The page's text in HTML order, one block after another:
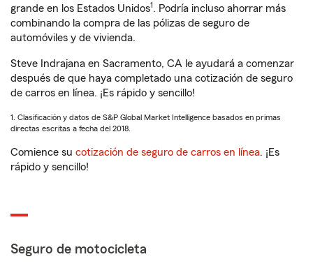
grande en los Estados Unidos1. Podría incluso ahorrar más
combinando la compra de las pólizas de seguro de
automóviles y de vivienda.
Steve Indrajana en Sacramento, CA le ayudará a comenzar
después de que haya completado una cotización de seguro
de carros en línea. ¡Es rápido y sencillo!
1. Clasificación y datos de S&P Global Market Intelligence basados en primas
directas escritas a fecha del 2018.
Comience su cotización de seguro de carros en línea. ¡Es
rápido y sencillo!
Seguro de motocicleta